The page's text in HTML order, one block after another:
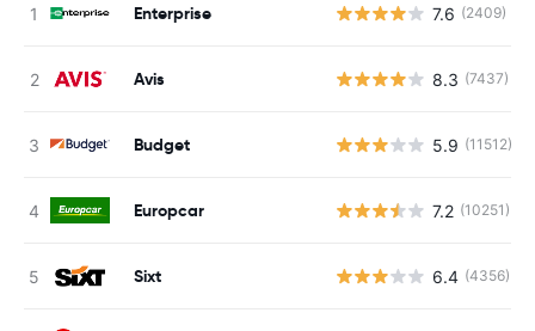
Enterprise 7.6 (2409)
Avis 8.3 (7437)
Budget 5.9 (11512)
Europcar 7.2 (10251)
Sixt 6.4 (4356)